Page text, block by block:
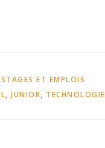
ET EMPLOIS
, JUNIOR, TECHNOLOGIE